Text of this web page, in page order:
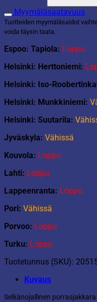
määrä
Myymäläsaatavuus
Tuotteiden myymäläsaldot
voida täysin taata.
Espoo: Tapiola: Loppu
Helsinki: Herttoniemi:
Helsinki: Iso-
Helsinki: Munkkiniemi:
Helsinki: Suutarila:
Jyväskyla: Vähissä
Kouvola: Loppu
Lahti: Loppu
Lappeenranta: Loppu
Pori: Vähissä
Porvoo: Loppu
Turku: Loppu
Tuotetunnus (SKU):
Kuvaus
Selkänojallinen